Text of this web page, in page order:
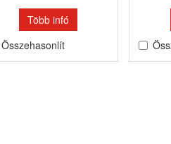
Több infó
Összehasonlít